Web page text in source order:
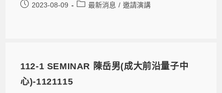
2023-08-09 最新消息 / 邀請演講
112-1 SEMINAR 陳岳男(成大前沿量子中
心)-1121115